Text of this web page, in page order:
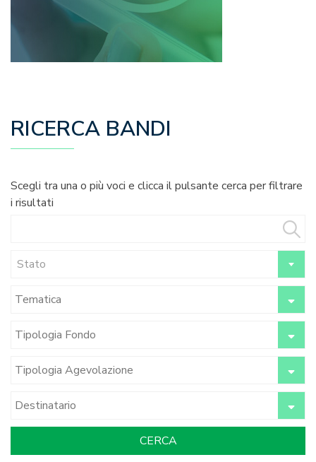
RICERCA BANDI
Scegli tra una o più voci e clicca il pulsante cerca per filtrare
i risultati
Stato